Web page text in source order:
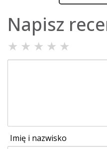
Napisz
★ ★ ★ ★ ★
Imię i nazwisko